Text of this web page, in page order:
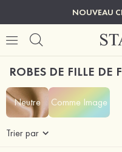
NOUVEAU
ROBES DE FILLE DE
Neutre Comme Image
Trier par